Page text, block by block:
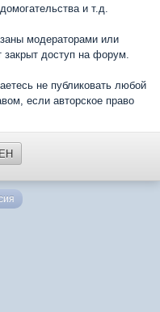
и т.д.
модераторами или
доступ на форум.
не публиковать любой
если авторское право